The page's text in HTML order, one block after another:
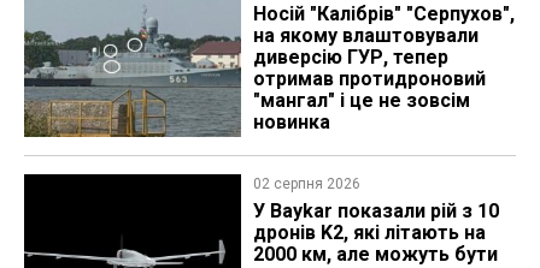
Носій "Калібрів" "Серпухов",
на якому влаштовували
диверсію ГУР, тепер
отримав протидроновий
"мангал" і це не зовсім
новинка
02 серпня 2026
У Baykar показали рій з 10
дронів K2, які літають на
2000 км, але можуть бути